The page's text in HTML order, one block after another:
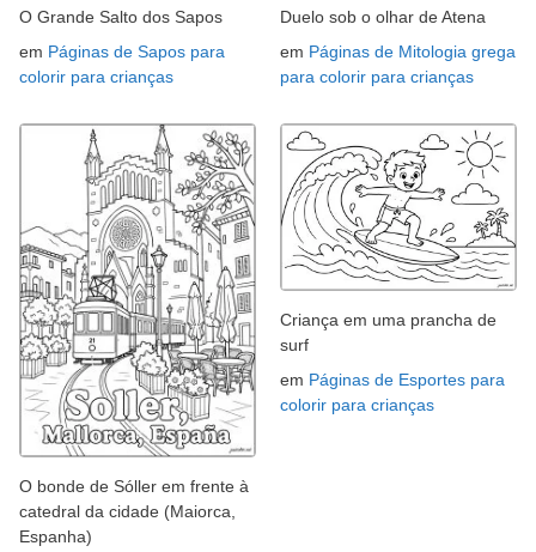
O Grande Salto dos Sapos
em Páginas de Sapos para
colorir para crianças
Duelo sob o olhar de Atena
em Páginas de Mitologia grega
para colorir para crianças
O bonde de Sóller em frente à
catedral da cidade (Maiorca,
Espanha)
Criança em uma prancha de
surf
em Páginas de Esportes para
colorir para crianças